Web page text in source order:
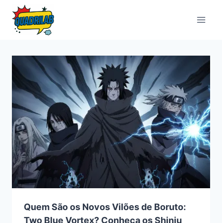
Pular
para
Quem São os Novos Vilões de Boruto:
Two Blue Vortex? Conheça os Shinju